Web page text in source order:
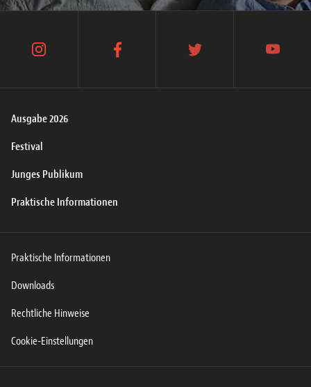
Ausgabe 2026
Festival
Junges Publikum
Praktische Informationen
instagram facebook twitter youtube
Praktische Informationen
Downloads
Rechtliche Hinweise
Cookie-Einstellungen